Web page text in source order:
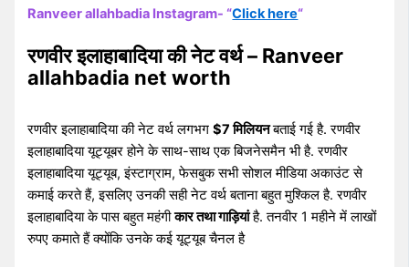
Ranveer allahbadia Instagram- “Click here“
रणवीर इलाहाबादिया की नेट वर्थ – Ranveer
allahbadia net worth
रणवीर इलाहाबादिया की नेट वर्थ लगभग$7 मिलियनबताई गई है. रणवीर
इलाहाबादिया यूट्यूबर होने के साथ-साथ एक बिजनेसमैन भी है. रणवीर
इलाहाबादिया यूट्यूब, इंस्टाग्राम, फेसबुक सभी सोशल मीडिया अकाउंट से
कमाई करते हैं, इसलिए उनकी सही नेट वर्थ बताना बहुत मुश्किल है. रणवीर
इलाहाबादिया के पास बहुत महंगीकार तथा गाड़ियांहै. तनवीर 1 महीने में लाखों
रुपए कमाते हैं क्योंकि उनके कई यूट्यूब चैनल है